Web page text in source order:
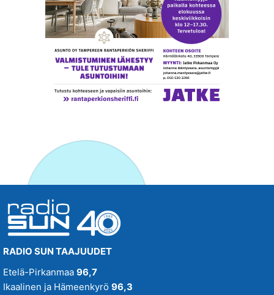
RADIO SUN TAAJUUDET
Etelä-Pirkanmaa 96,7
Ikaalinen ja Hämeenkyrö 96,3